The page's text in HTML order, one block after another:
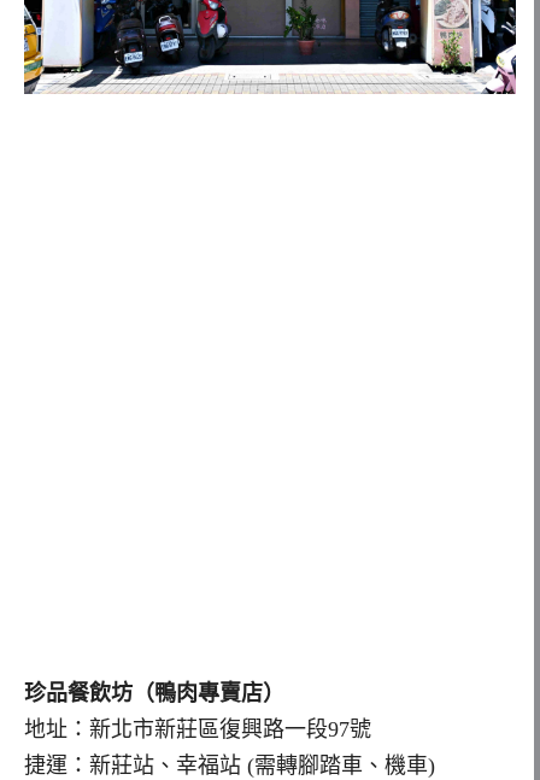
珍品餐飲坊（鴨肉專賣店）
地址：新北市新莊區復興路一段97號
捷運：新莊站、幸福站 (需轉腳踏車、機車)